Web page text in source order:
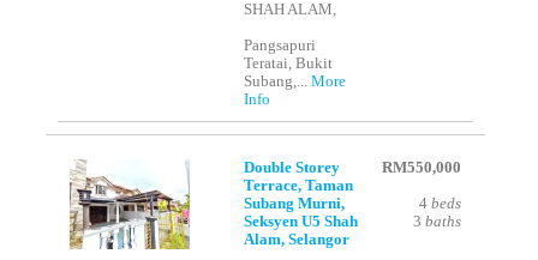
SHAH ALAM,
Pangsapuri
Teratai, Bukit
Subang,...More
Info
Double Storey
Terrace, Taman
Subang Murni,
Seksyen U5 Shah
Alam, Selangor
RM550,000
4 beds
3 baths